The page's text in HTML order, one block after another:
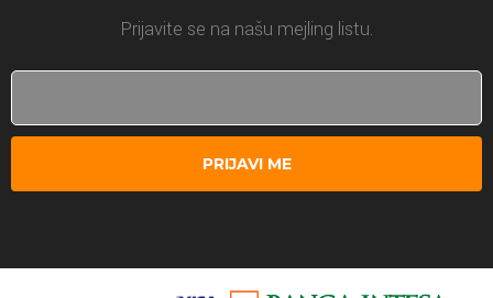
Prijavite se na našu mejling listu.
PRIJAVI ME